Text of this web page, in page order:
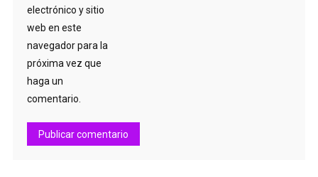
electrónico y sitio
web en este
navegador para la
próxima vez que
haga un
comentario.